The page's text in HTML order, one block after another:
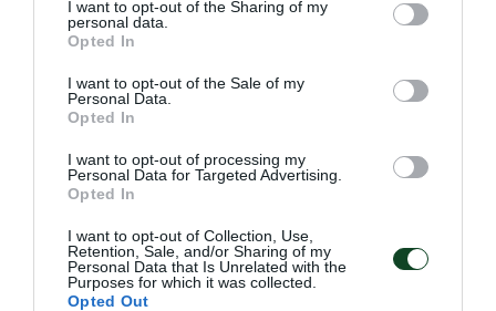
not limited to your visit or usage behaviour. You may click to
grant or deny consent to Google and its third-party tags to
use your data for below specified purposes in below Google
consent section.
I want to opt-out of the Sharing of my
personal data.
Opted In
I want to opt-out of the Sale of my
Personal Data.
Opted In
I want to opt-out of processing my
Personal Data for Targeted Advertising.
Opted In
I want to opt-out of Collection, Use,
Retention, Sale, and/or Sharing of my
Personal Data that Is Unrelated with the
Purposes for which it was collected.
Opted Out
μετάλλια , 31 συνολικά!